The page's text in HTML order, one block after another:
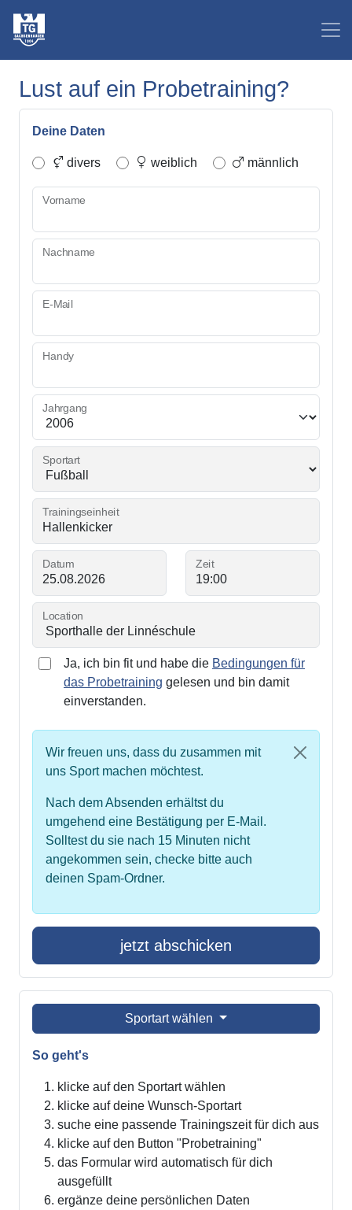
Lust auf ein Probetraining?
Deine Daten
divers weiblich männlich
Vorname
Nachname
E-Mail
Handy
Jahrgang
Sportart
Trainingseinheit
Datum Zeit
Location
Ja, ich bin fit und habe die Bedingungen für
das Probetraining gelesen und bin damit
einverstanden.
Wir freuen uns, dass du zusammen mit
uns Sport machen möchtest.
Nach dem Absenden erhältst du
umgehend eine Bestätigung per E-Mail.
Solltest du sie nach 15 Minuten nicht
angekommen sein, checke bitte auch
deinen Spam-Ordner.
jetzt abschicken
Sportart wählen
So geht's
klicke auf den Sportart wählen
klicke auf deine Wunsch-Sportart
suche eine passende Trainingszeit für dich aus
klicke auf den Button "Probetraining"
das Formular wird automatisch für dich
ausgefüllt
ergänze deine persönlichen Daten